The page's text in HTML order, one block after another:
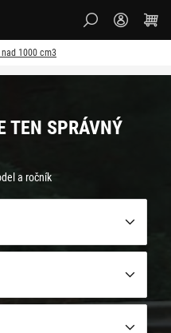
1000 cm3
TEN SPRÁVNÝ
a ročník